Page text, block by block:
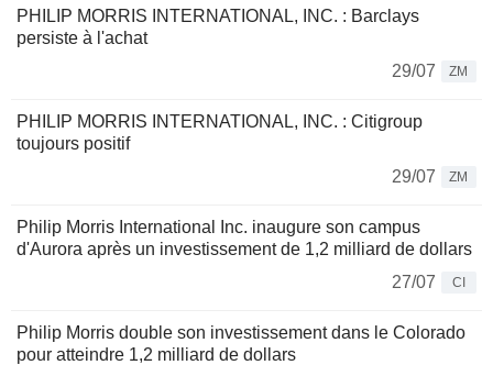
PHILIP MORRIS INTERNATIONAL, INC. : Barclays
persiste à l'achat
29/07
ZM
PHILIP MORRIS INTERNATIONAL, INC. : Citigroup
toujours positif
29/07
ZM
Philip Morris International Inc. inaugure son campus
d'Aurora après un investissement de 1,2 milliard de dollars
27/07
CI
Philip Morris double son investissement dans le Colorado
pour atteindre 1,2 milliard de dollars